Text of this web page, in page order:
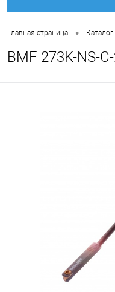
Главная страница •
BMF 273K-NS-